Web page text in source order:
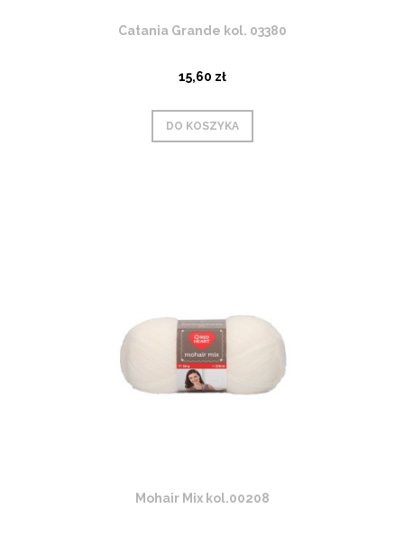
Catania Grande kol. 03380
15,60 zł
DO KOSZYKA
Mohair Mix kol.00208